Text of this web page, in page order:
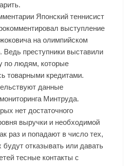
Японский теннисист
выступление
на олимпийском
Ведь преступники выставили
по людям, которые
товарными кредитами.
данные
Минтруда.
нет достаточного
выручки и необходимой
раз и попадают в число тех,
будут отказывать или давать
тесные контакты с